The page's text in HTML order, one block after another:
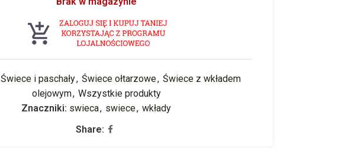
Świece i paschały, Świece ołtarzowe, Świece z wkładem
olejowym, Wszystkie produkty
Znaczniki: swieca, swiece, wkłady
Share: